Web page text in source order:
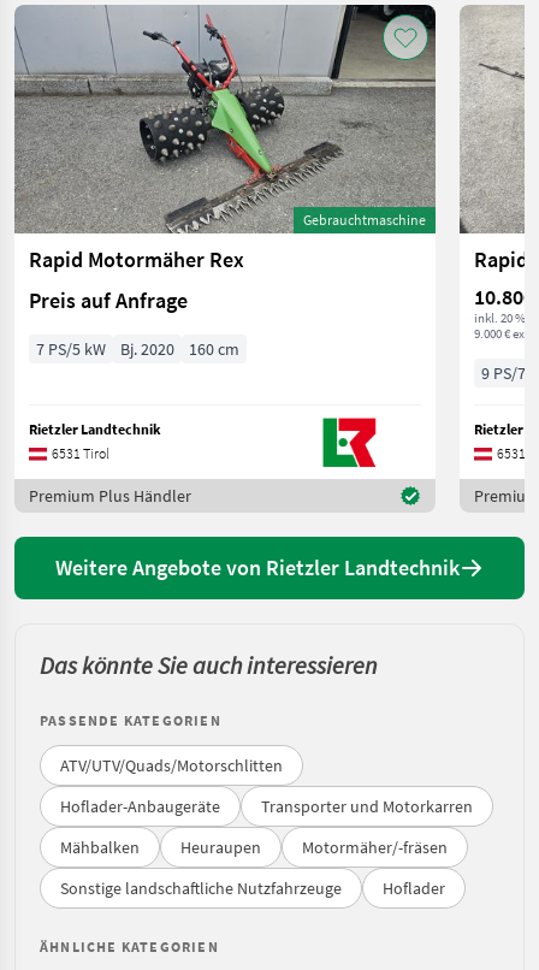
Gebrauchtmaschine
Rapid Motormäher Rex
Preis auf Anfrage
7 PS/5 kW Bj. 2020 160 cm
Rietzler Landtechnik
6531 Tirol
Premium Plus Händler
Rapid
10.800
inkl. 20 %
9.000 € exkl.
9 PS/7
Rietzler
6531
Weitere Angebote von Rietzler Landtechnik
Das könnte Sie auch interessieren
PASSENDE KATEGORIEN
ATV/UTV/Quads/Motorschlitten
Hoflader-Anbaugeräte
Transporter und Motorkarren
Mähbalken
Heuraupen
Motormäher/-fräsen
Sonstige landschaftliche Nutzfahrzeuge
Hoflader
ÄHNLICHE KATEGORIEN